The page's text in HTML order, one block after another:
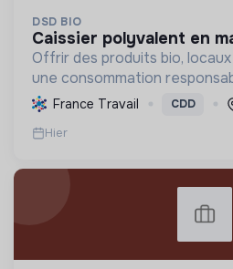
DSD BIO
caissier polyvalent en
Offrir des produits bio,
une consommation
transition écologique et
l'alimentation et les
France Travail CDD
Hier